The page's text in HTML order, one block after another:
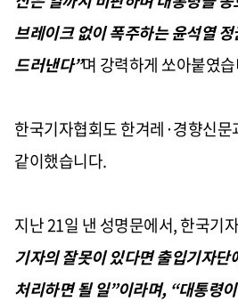
브레이크 없이 폭주하는 윤석열
드러낸다”며 강력하게 쏘아붙였
한국기자협회도 한겨레·경향신문
같이했습니다.
지난21일 낸 성명문에서,한국기
기자의 잘못이 있다면 출입기자단
처리하면 될 일”이라며, “대통령